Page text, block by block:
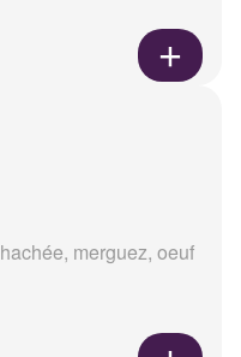
merguez, oeuf